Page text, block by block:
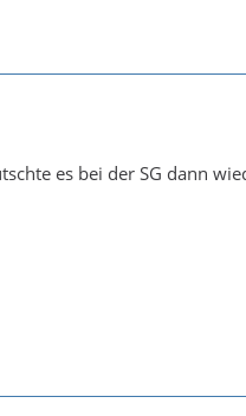
es bei der SG dann